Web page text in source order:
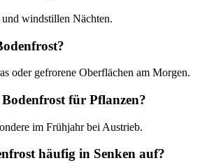
und windstillen Nächten.
oder gefrorene Oberflächen am Morgen.
für Pflanzen?
im Frühjahr bei Austrieb.
häufig in Senken auf?